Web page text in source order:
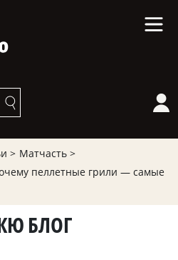
> Матчасть >
пеллетные грили — самые
БЛОГ